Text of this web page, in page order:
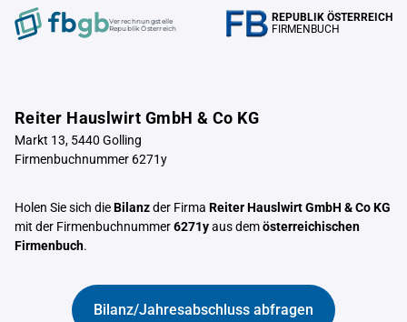
Verrechnungstelle
Republik Österreich
REPUBLIK ÖSTERREICH
FIRMENBUCH
Reiter Hauslwirt GmbH & Co KG
Markt 13, 5440 Golling
Firmenbuchnummer 6271y
Holen Sie sich dieBilanzder Firma Reiter Hauslwirt GmbH & Co KG
mit der Firmenbuchnummer6271yaus demösterreichischen
Firmenbuch.
Bilanz/Jahresabschluss abfragen